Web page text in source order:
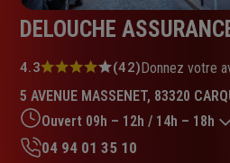
DELOUCHE
Note
4.3
sur
5
étoiles
4.3 (42)Donnez votre
5 AVENUE MASSENET, 83320
Ouvert 09h – 12h / 14h – 18h
04 94 01 35 10